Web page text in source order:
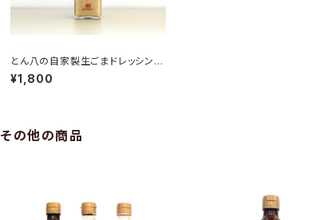
とん八の自家製生ごまドレッシング
５本セット（1本180ml）
¥1,800
その他の商品